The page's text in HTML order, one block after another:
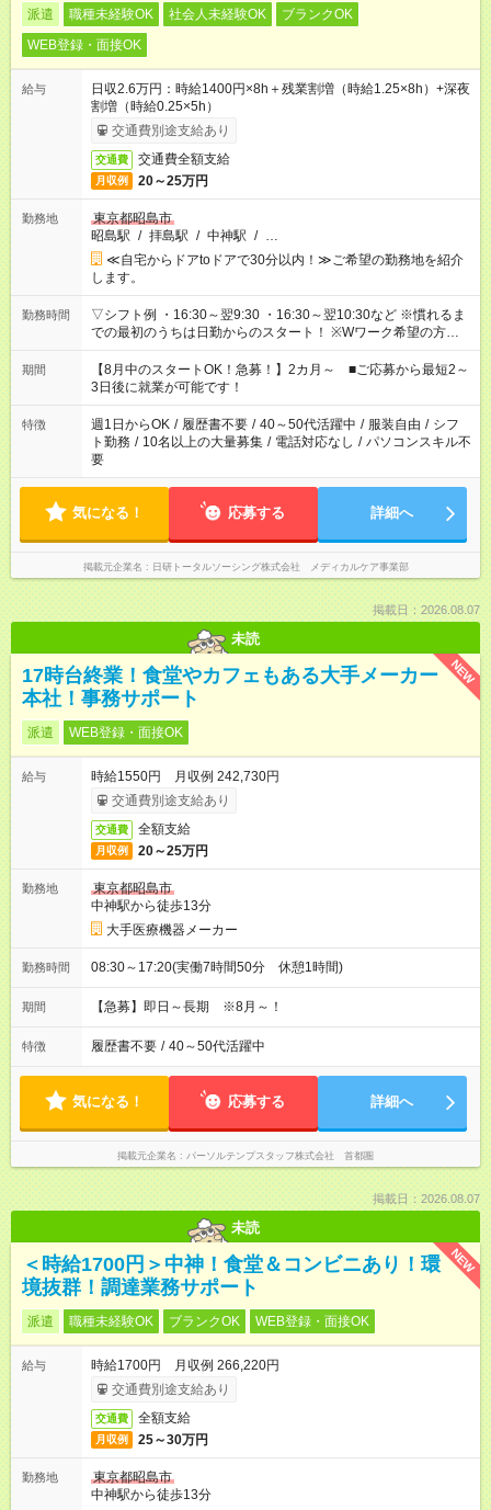
派遣 職種未経験OK 社会人未経験OK
ブランクOK
WEB登録・面接OK
給与
日収2.6万円：時給1400円×8h＋残業割増（時給1.25×8h）+深夜
割増（時給0.25×5h）
交通費別途支給あり
交通費 交通費全額支給
月収例 20～25万円
勤務地
東京都昭島市
昭島駅 / 拝島駅 / 中神駅 / …
≪自宅からドアtoドアで30分以内！≫ご希望の勤務地を紹介
します。
勤務時間
▽シフト例 ・16:30～翌9:30 ・16:30～翌10:30など ※慣れるま
での最初のうちは日勤からのスタート！ ※Wワーク希望の方へ
今ご覧のお仕事で希望する勤務時間と、もう1つのお仕事の勤務
時間。 合計で週40時間を超える場合は応募できません。
期間
【8月中のスタートOK！急募！】2カ月～ ■ご応募から最短2～
3日後に就業が可能です！
特徴 週1日からOK / 履歴書不要 / 40～50代活躍中 / 服装自由 / シフ
ト勤務 / 10名以上の大量募集 / 電話対応なし / パソコンスキル不
要
気になる！ 応募する 詳細へ
掲載元企業名 日研トータルソーシング株式会社 メディカルケア事業部
掲載日：2026.08.07
未読
NEW
17時台終業！食堂やカフェもある大手メーカー
本社！事務サポート
派遣 WEB登録・面接OK
給与
時給1550円 月収例 242,730円
交通費別途支給あり
交通費 全額支給
月収例 20～25万円
勤務地
東京都昭島市
中神駅から徒歩13分
大手医療機器メーカー
勤務時間 08:30～17:20(実働7時間50分 休憩1時間)
期間 【急募】即日～長期 ※8月～！
特徴 履歴書不要 / 40～50代活躍中
気になる！ 応募する 詳細へ
掲載元企業名 パーソルテンプスタッフ株式会社 首都圏
掲載日：2026.08.07
未読
NEW
＜時給1700円＞中神！食堂＆コンビニあり！環
境抜群！調達業務サポート
派遣 職種未経験OK ブランクOK WEB登録・面接OK
給与
時給1700円 月収例 266,220円
交通費別途支給あり
交通費 全額支給
月収例 25～30万円
勤務地
東京都昭島市
中神駅から徒歩13分